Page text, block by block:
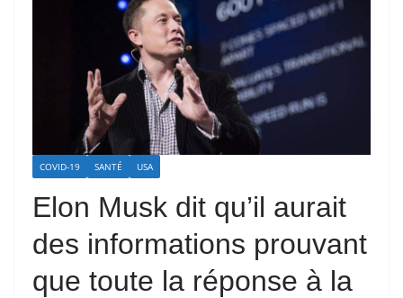
COVID-19 SANTÉ USA
Elon Musk dit qu’il aurait
des informations prouvant
que toute la réponse à la